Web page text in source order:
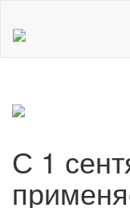
С 1